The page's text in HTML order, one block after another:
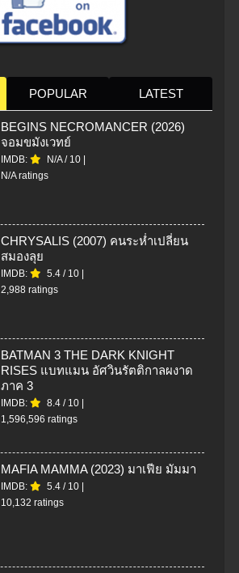
POPULAR LATEST
BEGINS NECROMANCER (2026)
จอมขมังเวทย์
IMDB: N/A/ 10 |
N/A ratings
CHRYSALIS (2007) คนระห่ำเปลี่ยน
สมองลุย
IMDB: 5.4 / 10 |
2,988 ratings
BATMAN 3 THE DARK KNIGHT
RISES แบทแมน อัศวินรัตติกาลผงาด
ภาค 3
IMDB: 8.4 / 10 |
1,596,596 ratings
MAFIA MAMMA (2023) มาเฟีย มัมมา
IMDB: 5.4 / 10 |
10,132 ratings